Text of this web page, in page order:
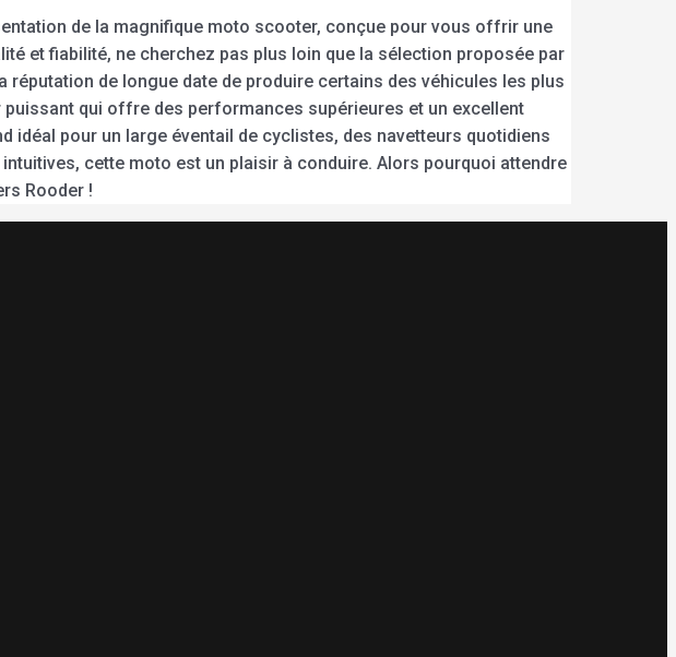
de la magnifique moto scooter, conçue pour vous offrir une
et fiabilité, ne cherchez pas plus loin que la sélection proposée par
de longue date de produire certains des véhicules les plus
qui offre des performances supérieures et un excellent
idéal pour un large éventail de cyclistes, des navetteurs quotidiens
cette moto est un plaisir à conduire. Alors pourquoi attendre
Rooder !